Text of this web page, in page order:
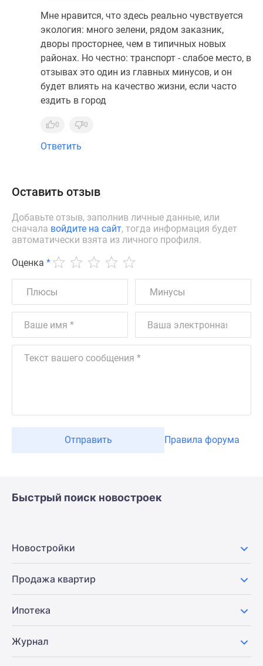
Мне нравится, что здесь реально чувствуется
экология: много зелени, рядом заказник,
дворы просторнее, чем в типичных новых
районах. Но честно: транспорт - слабое место, в
отзывах это один из главных минусов, и он
будет влиять на качество жизни, если часто
ездить в город
0 0
Ответить
Оставить отзыв
Добавьте отзыв, заполнив личные данные, или
сначала войдите на сайт, тогда информация будет
автоматически взята из личного профиля.
Оценка *
Отправить Правила форума
Быстрый поиск новостроек
Новостройки
Продажа квартир
Ипотека
Журнал